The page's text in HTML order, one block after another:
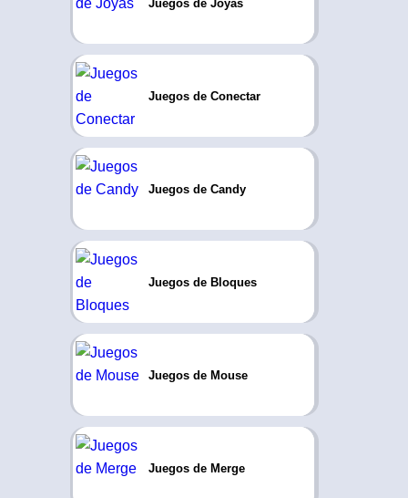
Juegos de Joyas
Juegos de Conectar
Juegos de Candy
Juegos de Bloques
Juegos de Mouse
Juegos de Merge